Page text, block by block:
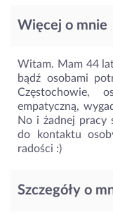
Więcej o mnie
Witam. Mam 44
bądź osobami
Częstochowie,
empatyczną,
No i żadnej pracy
do kontaktu
radości :)
Szczegóły o